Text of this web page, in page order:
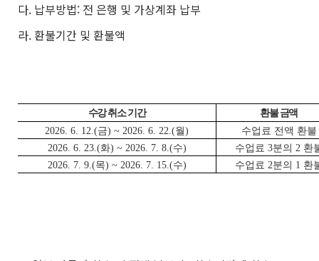
다. 납부방법: 전 은행 및 가상계좌 납부
라. 환불기간 및 환불액
수강 취소 기간
환불 금액
2026. 6. 12.(금) ~ 2026. 6. 22.(월)
수업료 전액 환불
2026. 6. 23.(화) ~ 2026. 7. 8.(수)
수업료 3분의 2 환
2026. 7. 9.(목) ~ 2026. 7. 15.(수)
수업료 2분의 1 환